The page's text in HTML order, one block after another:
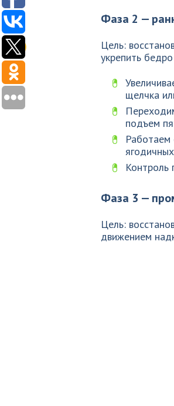
Фаза 2 —
Цель:
укрепить
щелчка
подъем
Работаем
Контроль
Фаза 3 —
Цель:
движением